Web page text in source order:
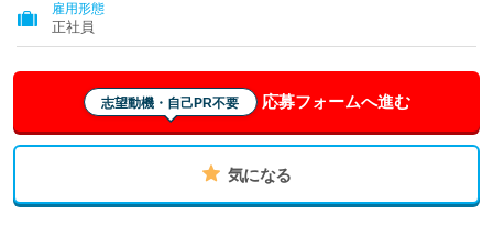
雇用形態
正社員
志望動機・自己PR不要 応募フォームへ進む
気になる